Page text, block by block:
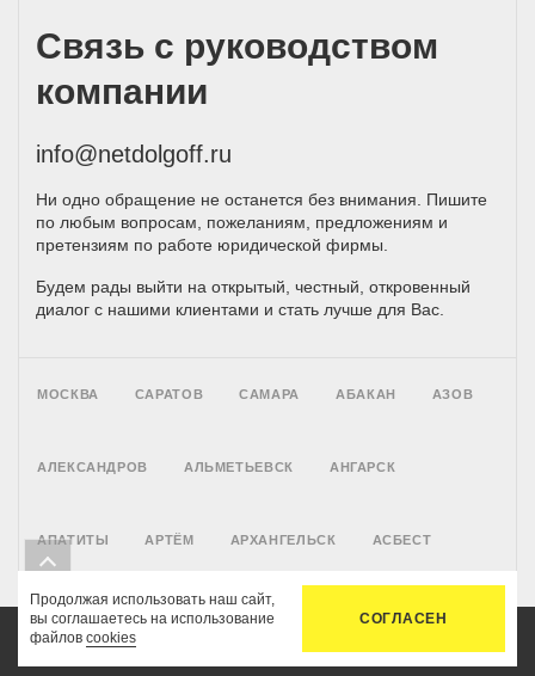
Связь с руководством
компании
info@netdolgoff.ru
Ни одно обращение не останется без внимания. Пишите
по любым вопросам, пожеланиям, предложениям и
претензиям по работе юридической фирмы.
Будем рады выйти на открытый, честный, откровенный
диалог с нашими клиентами и стать лучше для Вас.
МОСКВА САРАТОВ САМАРА АБАКАН АЗОВ
АЛЕКСАНДРОВ АЛЬМЕТЬЕВСК АНГАРСК
АПАТИТЫ АРТЁМ АРХАНГЕЛЬСК АСБЕСТ
АСТРАХАНЬ БАЛАКОВО БАТАЙСК
Продолжая использовать наш сайт,
вы соглашаетесь на использование
файлов cookies
СОГЛАСЕН